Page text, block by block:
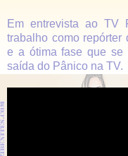
Em entrevista ao TV
trabalho como repórter
e a ótima fase que se
saída do Pânico na TV.